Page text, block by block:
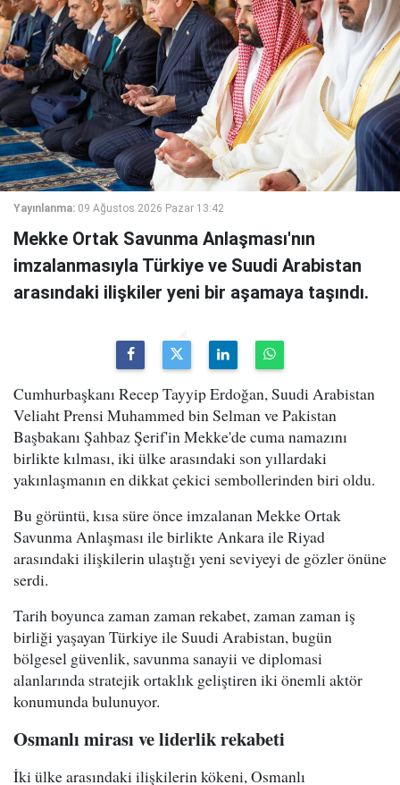
Yayınlanma: 09 Ağustos 2026 Pazar 13:42
Mekke Ortak Savunma Anlaşması'nın
imzalanmasıyla Türkiye ve Suudi Arabistan
arasındaki ilişkiler yeni bir aşamaya taşındı.
Cumhurbaşkanı Recep Tayyip Erdoğan, Suudi Arabistan
Veliaht Prensi Muhammed bin Selman ve Pakistan
Başbakanı Şahbaz Şerif'in Mekke'de cuma namazını
birlikte kılması, iki ülke arasındaki son yıllardaki
yakınlaşmanın en dikkat çekici sembollerinden biri oldu.
Bu görüntü, kısa süre önce imzalanan Mekke Ortak
Savunma Anlaşması ile birlikte Ankara ile Riyad
arasındaki ilişkilerin ulaştığı yeni seviyeyi de gözler önüne
serdi.
Tarih boyunca zaman zaman rekabet, zaman zaman iş
birliği yaşayan Türkiye ile Suudi Arabistan, bugün
bölgesel güvenlik, savunma sanayii ve diplomasi
alanlarında stratejik ortaklık geliştiren iki önemli aktör
konumunda bulunuyor.
Osmanlı mirası ve liderlik rekabeti
İki ülke arasındaki ilişkilerin kökeni, Osmanlı